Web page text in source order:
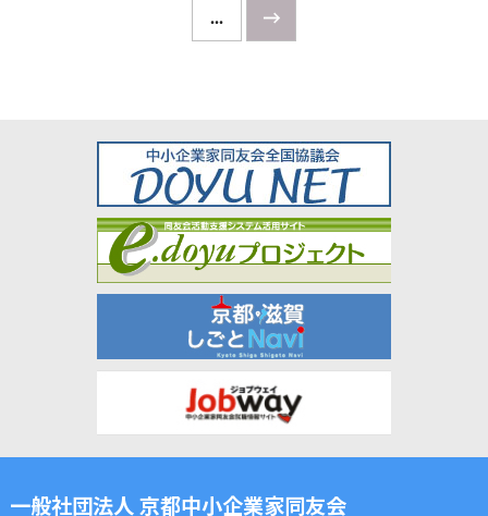
... →
一般社団法人 京都中小企業家同友会